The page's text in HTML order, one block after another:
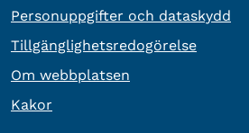
Personuppgifter och dataskydd
Tillgänglighetsredogörelse
Om webbplatsen
Kakor